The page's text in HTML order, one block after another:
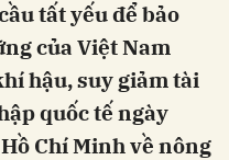
tất yếu để bảo
của Việt Nam
hậu, suy giảm tài
quốc tế ngày
Chí Minh về nông